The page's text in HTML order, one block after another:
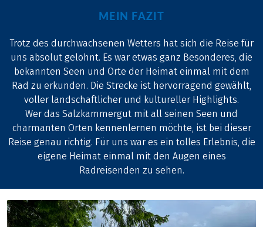
MEIN FAZIT
Trotz des durchwachsenen Wetters hat sich die Reise für
uns absolut gelohnt. Es war etwas ganz Besonderes, die
bekannten Seen und Orte der Heimat einmal mit dem
Rad zu erkunden. Die Strecke ist hervorragend gewählt,
voller landschaftlicher und kultureller Highlights.
Wer das Salzkammergut mit all seinen Seen und
charmanten Orten kennenlernen möchte, ist bei dieser
Reise genau richtig. Für uns war es ein tolles Erlebnis, die
eigene Heimat einmal mit den Augen eines
Radreisenden zu sehen.